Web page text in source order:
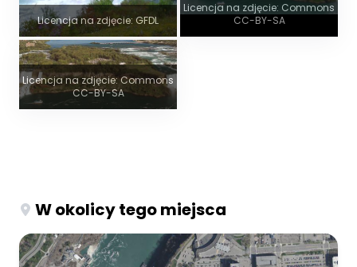
Licencja na zdjęcie: GFDL
Licencja na zdjęcie: Commons
CC-BY-SA
Licencja na zdjęcie: Commons
CC-BY-SA
W okolicy tego miejsca